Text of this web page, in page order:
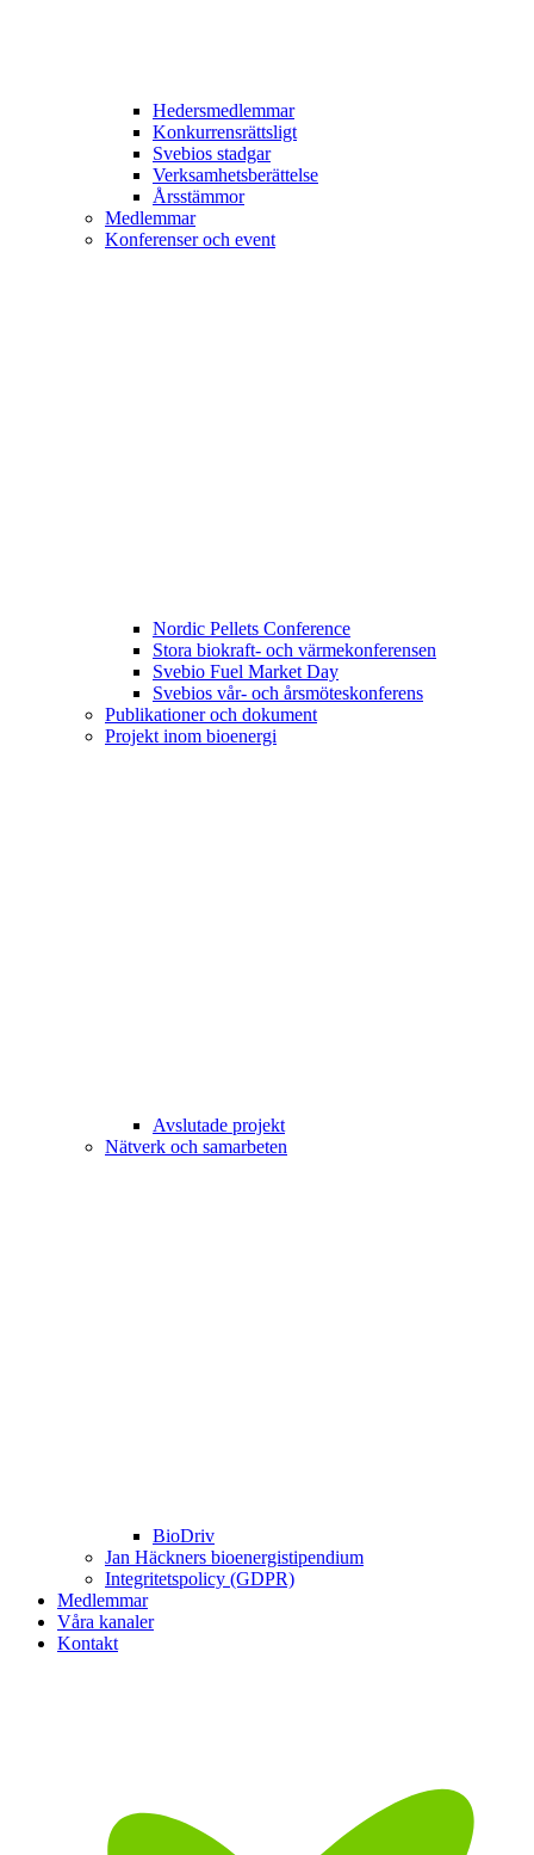
Hedersmedlemmar
Konkurrensrättsligt
Svebios stadgar
Verksamhetsberättelse
Årsstämmor
Medlemmar
Konferenser och event
Nordic Pellets Conference
Stora biokraft- och värmekonferensen
Svebio Fuel Market Day
Svebios vår- och årsmöteskonferens
Publikationer och dokument
Projekt inom bioenergi
Avslutade projekt
Nätverk och samarbeten
BioDriv
Jan Häckners bioenergistipendium
Integritetspolicy (GDPR)
Medlemmar
Våra kanaler
Kontakt